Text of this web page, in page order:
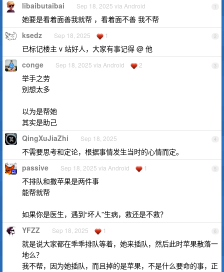
1
libaibutaibai Sep 18, 2025 via Android
她要是看着面善我就帮 ，看着面不善 我不帮
2
ksedz Sep 18, 2025 1
已标记楼主 v 站好人，大家有事记得 @ 他
3
conge Sep 18, 2025 via Android 2
举手之劳
别想太多
以为是帮她
其实是助己
4
QingXuJiaZhi Sep 18, 2025
不需要思考和定论，根据事情发生当时的心情而定。
5
passive Sep 18, 2025 via Android 1
不排队和撒苹果是两件事
能帮就帮
如果你是医生，遇到“坏人”生病，救还是不救？
6
YFZZ Sep 18, 2025 1
就是说大家都在乖乖排队等着，她来插队，然后此时苹果散落一
地么？
我不帮，因为她插队，而且掉的是苹果，不是什么要命的事，正